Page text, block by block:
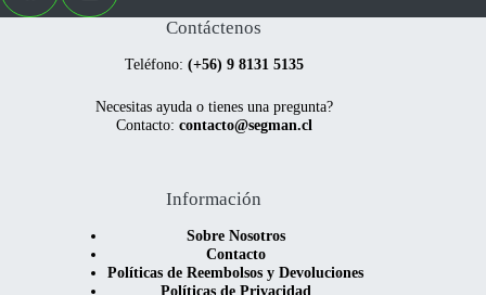
Contáctenos
Teléfono: (+56) 9 8131 5135
Necesitas ayuda o tienes una pregunta?
Contacto: contacto@segman.cl
Información
Sobre Nosotros
Contacto
Políticas de Reembolsos y Devoluciones
Políticas de Privacidad